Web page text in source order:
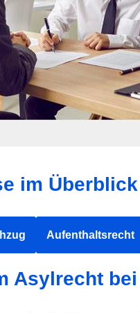
im
Aufenthaltsrecht
Asylrecht